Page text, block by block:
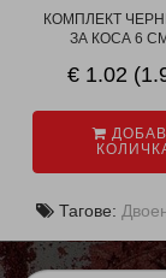
КОМПЛЕКТ
ЗА КОСА 6
€ 1.02
Тагове: